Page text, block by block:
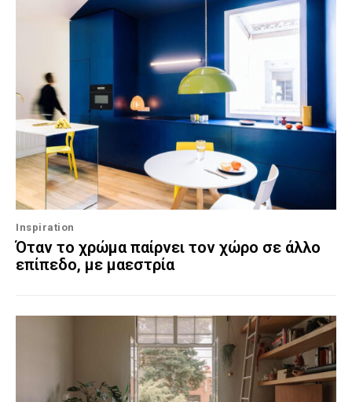
Inspiration
Όταν το χρώμα παίρνει τον χώρο σε άλλο
επίπεδο, με μαεστρία